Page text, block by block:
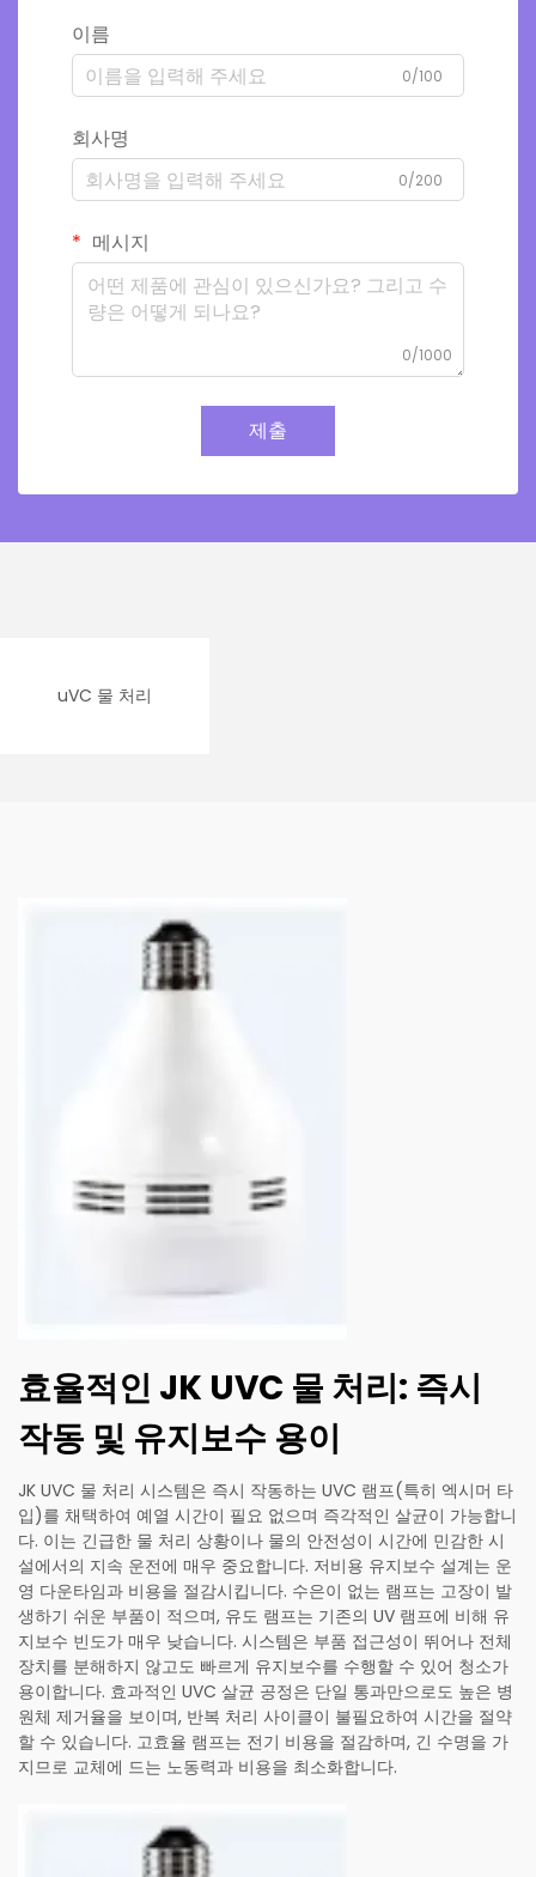
이름
0/100
회사명
0/200
메시지
0/1000
제출
uVC 물 처리
효율적인 JK UVC 물 처리: 즉시
작동 및 유지보수 용이
JK UVC 물 처리 시스템은 즉시 작동하는 UVC 램프(특히 엑시머 타
입)를 채택하여 예열 시간이 필요 없으며 즉각적인 살균이 가능합니
다. 이는 긴급한 물 처리 상황이나 물의 안전성이 시간에 민감한 시
설에서의 지속 운전에 매우 중요합니다. 저비용 유지보수 설계는 운
영 다운타임과 비용을 절감시킵니다. 수은이 없는 램프는 고장이 발
생하기 쉬운 부품이 적으며, 유도 램프는 기존의 UV 램프에 비해 유
지보수 빈도가 매우 낮습니다. 시스템은 부품 접근성이 뛰어나 전체
장치를 분해하지 않고도 빠르게 유지보수를 수행할 수 있어 청소가
용이합니다. 효과적인 UVC 살균 공정은 단일 통과만으로도 높은 병
원체 제거율을 보이며, 반복 처리 사이클이 불필요하여 시간을 절약
할 수 있습니다. 고효율 램프는 전기 비용을 절감하며, 긴 수명을 가
지므로 교체에 드는 노동력과 비용을 최소화합니다.